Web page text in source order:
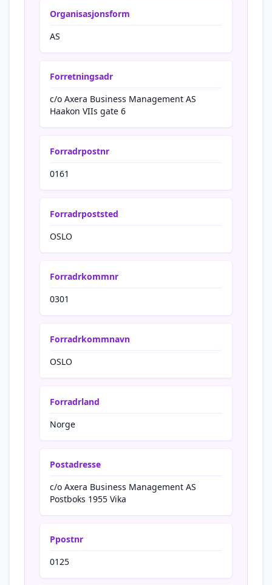
Organisasjonsform
AS
Forretningsadr
c/o Axera Business Management AS
Haakon VIIs gate 6
Forradrpostnr
0161
Forradrpoststed
OSLO
Forradrkommnr
0301
Forradrkommnavn
OSLO
Forradrland
Norge
Postadresse
c/o Axera Business Management AS
Postboks 1955 Vika
Ppostnr
0125